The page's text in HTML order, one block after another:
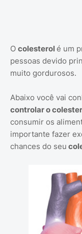
O colesterolé um
pessoas devido
muito gordurosos.
Abaixo você vai
controlar o
consumir os
importante fazer
chances do seu